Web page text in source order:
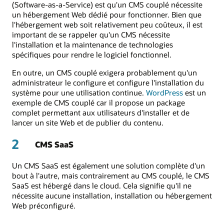
(Software-as-a-Service) est qu'un CMS couplé nécessite
un hébergement Web dédié pour fonctionner. Bien que
l'hébergement web soit relativement peu coûteux, il est
important de se rappeler qu'un CMS nécessite
l'installation et la maintenance de technologies
spécifiques pour rendre le logiciel fonctionnel.
En outre, un CMS couplé exigera probablement qu'un
administrateur le configure et configure l'installation du
système pour une utilisation continue. WordPress est un
exemple de CMS couplé car il propose un package
complet permettant aux utilisateurs d'installer et de
lancer un site Web et de publier du contenu.
2 CMS SaaS
Un CMS SaaS est également une solution complète d'un
bout à l'autre, mais contrairement au CMS couplé, le CMS
SaaS est hébergé dans le cloud. Cela signifie qu'il ne
nécessite aucune installation, installation ou hébergement
Web préconfiguré.